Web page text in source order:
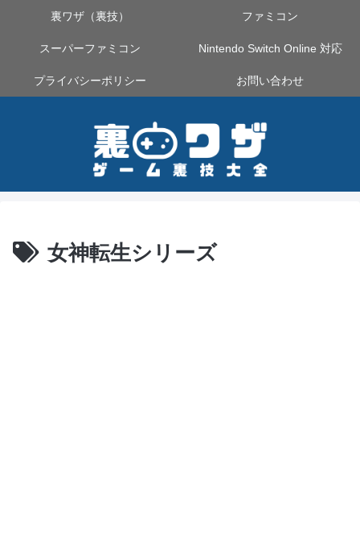
裏ワザ（裏技） ファミコン
スーパーファミコン Nintendo Switch Online 対応
プライバシーポリシー お問い合わせ
女神転生シリーズ